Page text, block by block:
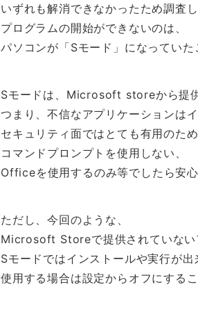
いずれも解消できなかったため調査し
プログラムの開始ができないのは、
パソコンが「Sモード」になっていた
Sモードは、Microsoft storeから提
つまり、不信なアプリケーションは
セキュリティ面ではとても有用のため
コマンドプロンプトを使用しない、
Officeを使用するのみ等でしたら安心
ただし、今回のような、
Microsoft Storeで提供されていない
Sモードではインストールや実行が出
使用する場合は設定からオフにするこ